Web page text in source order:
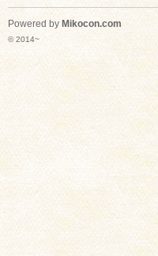
Powered by Mikocon.com
© 2014~